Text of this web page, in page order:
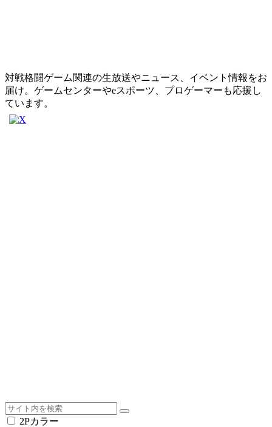
対戦格闘ゲーム関連の生放送やニュース、イベント情報をお
届け。ゲームセンターやeスポーツ、プロゲーマーも応援し
ています。
2Pカラー